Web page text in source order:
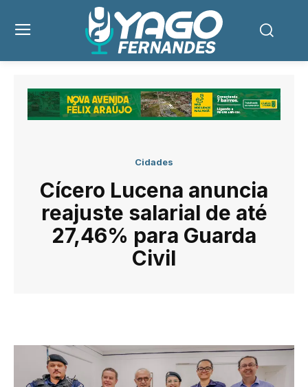
Cidades
Cícero Lucena anuncia
reajuste salarial de até
27,46% para Guarda
Civil